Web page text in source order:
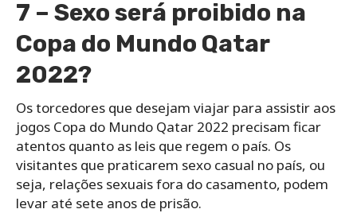
7 – Sexo será proibido na
Copa do Mundo Qatar
2022?
Os torcedores que desejam viajar para assistir aos
jogos Copa do Mundo Qatar 2022 precisam ficar
atentos quanto as leis que regem o país. Os
visitantes que praticarem sexo casual no país, ou
seja, relações sexuais fora do casamento, podem
levar até sete anos de prisão.